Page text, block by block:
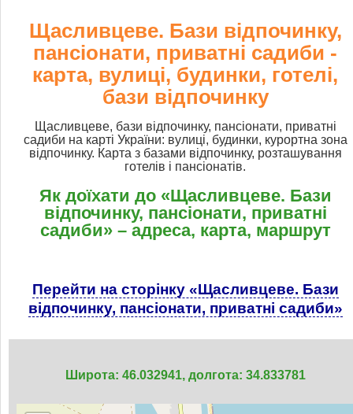
Щасливцеве. Бази відпочинку,
пансіонати, приватні садиби -
карта, вулиці, будинки, готелі,
бази відпочинку
Щасливцеве, бази відпочинку, пансіонати, приватні
садиби на карті України: вулиці, будинки, курортна зона
відпочинку. Карта з базами відпочинку, розташування
готелів і пансіонатів.
Як доїхати до «Щасливцеве. Бази
відпочинку, пансіонати, приватні
садиби» – адреса, карта, маршрут
Перейти на сторінку «Щасливцеве. Бази
відпочинку, пансіонати, приватні садиби»
Широта: 46.032941, долгота: 34.833781